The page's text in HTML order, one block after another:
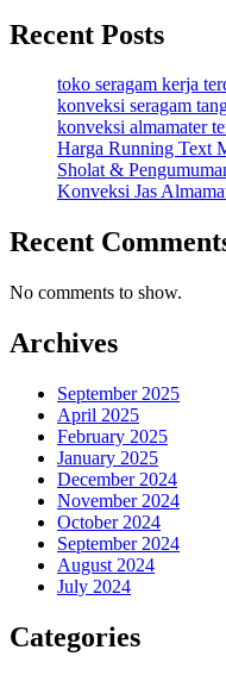
Recent Posts
toko seragam kerja
konveksi seragam
konveksi almamater
Harga Running Text
Sholat &
Konveksi Jas
Recent
No comments to show.
Archives
September 2025
April 2025
February 2025
January 2025
December 2024
November 2024
October 2024
September 2024
August 2024
July 2024
Categories